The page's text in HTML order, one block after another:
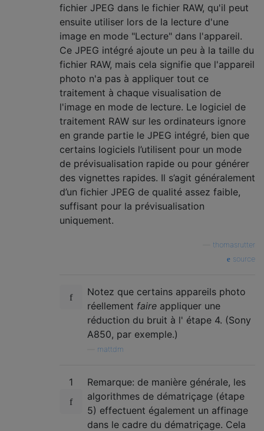
fichier JPEG dans le fichier RAW, qu'il peut
ensuite utiliser lors de la lecture d'une
image en mode "Lecture" dans l'appareil.
Ce JPEG intégré ajoute un peu à la taille du
fichier RAW, mais cela signifie que l'appareil
photo n'a pas à appliquer tout ce
traitement à chaque visualisation de
l'image en mode de lecture. Le logiciel de
traitement RAW sur les ordinateurs ignore
en grande partie le JPEG intégré, bien que
certains logiciels l’utilisent pour un mode
de prévisualisation rapide ou pour générer
des vignettes rapides. Il s’agit généralement
d’un fichier JPEG de qualité assez faible,
suffisant pour la prévisualisation
uniquement.
thomasrutter
source
Notez que certains appareils photo
réellement faire appliquer une
réduction du bruit à l' étape 4. (Sony
A850, par exemple.)
mattdm
1
Remarque: de manière générale, les
algorithmes de dématriçage (étape
5) effectuent également un affinage
dans le cadre du dématriçage. Cela